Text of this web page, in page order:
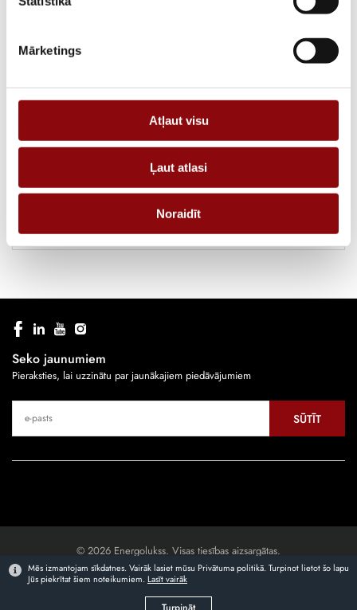
Mārketings
Atļaut visu
Ļaut atlasi
Noraidīt
Mēs izmantojam sīkdatnes. Vairāk lasiet mūsu Privātuma politikā. Turpinot lietot šo lapu
Jūs piekrītat šiem noteikumiem.Lasīt vairāk
PIEPRASĪT PIEDĀVĀJUMU
IZMĒRI 230x230x37 cm
RAŽOTĀJS SOCOMEC
Seko jaunumiem
Pieraksties, lai uzzinātu par jaunākajiem piedāvājumiem
SŪTĪT
© 2026 Energolukss. Visas tiesības aizsargātas.
Mājaslapas izstrāde